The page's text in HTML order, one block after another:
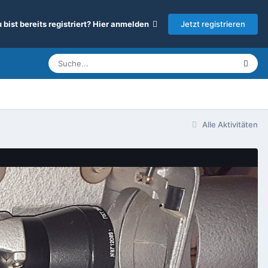
bist bereits registriert? Hier anmelden Jetzt registrieren
Alle Aktivitäten